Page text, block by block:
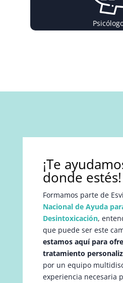
¡Te
donde estés!
Formamos parte de
Nacional de Ayuda
Desintoxicación,
que puede ser este
estamos aquí para
tratamiento
por un equipo
experiencia necesaria